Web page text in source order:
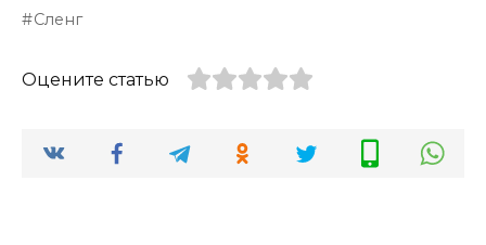
Сленг
Оцените статью